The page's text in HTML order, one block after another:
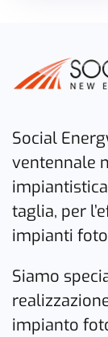
Social
ventennale
taglia, per
impianti
Siamo
impianto